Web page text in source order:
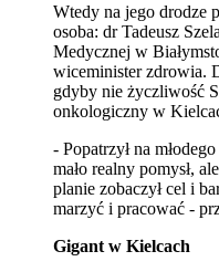
Wtedy na jego drodze
osoba: dr Tadeusz
Medycznej w
wiceminister zdrowia.
gdyby nie życzliwość
onkologiczny w
- Popatrzył na
mało realny pomysł,
planie zobaczył cel i
marzyć i pracować -
Gigant w Kielcach